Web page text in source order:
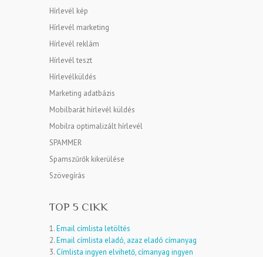
Hírlevél kép
Hírlevél marketing
Hírlevél reklám
Hírlevél teszt
Hírlevélküldés
Marketing adatbázis
Mobilbarát hírlevél küldés
Mobilra optimalizált hírlevél
SPAMMER
Spamszűrők kikerülése
Szövegírás
TOP 5 CIKK
1.Email címlista letöltés
2.Email címlista eladó, azaz eladó címanyag
3.Címlista ingyen elvihető, címanyag ingyen